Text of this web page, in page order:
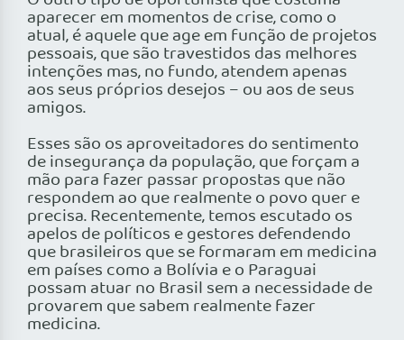
aparecer em momentos de crise, como o
atual, é aquele que age em função de projetos
pessoais, que são travestidos das melhores
intenções mas, no fundo, atendem apenas
aos seus próprios desejos – ou aos de seus
amigos.
Esses são os aproveitadores do sentimento
de insegurança da população, que forçam a
mão para fazer passar propostas que não
respondem ao que realmente o povo quer e
precisa. Recentemente, temos escutado os
apelos de políticos e gestores defendendo
que brasileiros que se formaram em medicina
em países como a Bolívia e o Paraguai
possam atuar no Brasil sem a necessidade de
provarem que sabem realmente fazer
medicina.